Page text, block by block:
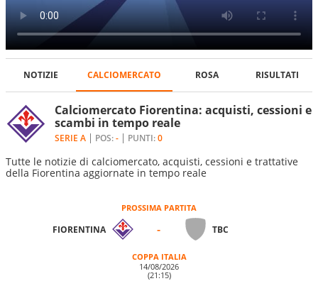
Calciomercato Fiorentina: acquisti, cessioni e
scambi in tempo reale
Tutte le notizie di calciomercato, acquisti, cessioni e trattative
della Fiorentina aggiornate in tempo reale
SERIE A POS:- PUNTI:0
NOTIZIE CALCIOMERCATO ROSA RISULTATI
PROSSIMA PARTITA
FIORENTINA - TBC
COPPA ITALIA
14/08/2026
(21:15)